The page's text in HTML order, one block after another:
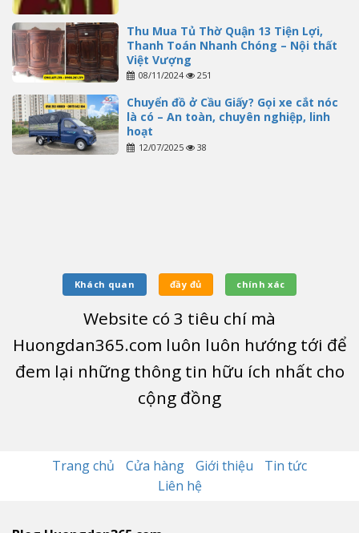
Thu Mua Tủ Thờ Quận 13 Tiện Lợi,
Thanh Toán Nhanh Chóng – Nội thất
Việt Vượng
08/11/2024 251
Chuyển đồ ở Cầu Giấy? Gọi xe cắt nóc
là có – An toàn, chuyên nghiệp, linh
hoạt
12/07/2025 38
Khách quan đầy đủ chính xác
Website có 3 tiêu chí mà
Huongdan365.com luôn luôn hướng tới để
đem lại những thông tin hữu ích nhất cho
cộng đồng
Trang chủ Cửa hàng Giới thiệu
Tin tức
Liên hệ